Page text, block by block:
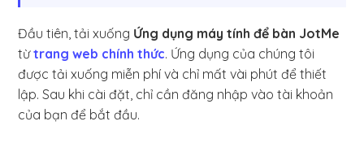
Đầu tiên, tải xuống Ứng dụng máy tính để bàn JotMe
từtrang web chính thức. Ứng dụng của chúng tôi
được tải xuống miễn phí và chỉ mất vài phút để thiết
lập. Sau khi cài đặt, chỉ cần đăng nhập vào tài khoản
của bạn để bắt đầu.